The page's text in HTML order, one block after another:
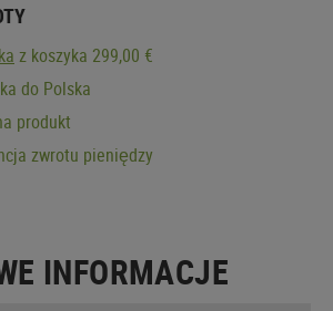
z koszyka 299,00 €
do Polska
produkt
zwrotu pieniędzy
INFORMACJE